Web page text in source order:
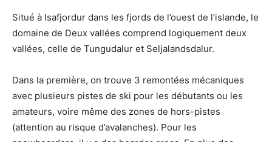
Situé à Isafjordur dans les fjords de l’ouest de l’islande, le
domaine de Deux vallées comprend logiquement deux
vallées, celle de Tungudalur et Seljalandsdalur.
Dans la première, on trouve 3 remontées mécaniques
avec plusieurs pistes de ski pour les débutants ou les
amateurs, voire même des zones de hors-pistes
(attention au risque d’avalanches). Pour les